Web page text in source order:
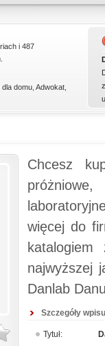
i 487
dla domu Adwokat
Chcesz
więcej do
najwyższej
Danlab
Szczegóły
Tytuł: